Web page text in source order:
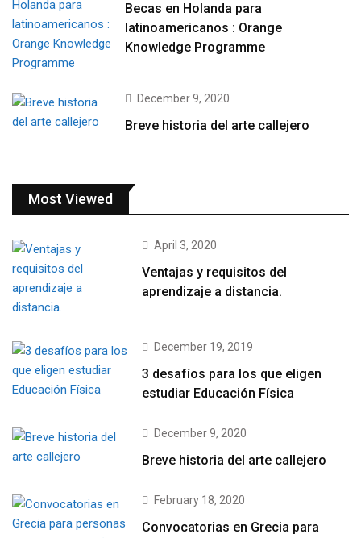
Becas en Holanda para
latinoamericanos : Orange
Knowledge Programme
December 9, 2020
Breve historia del arte callejero
Most Viewed
April 3, 2020
Ventajas y requisitos del
aprendizaje a distancia.
December 19, 2019
3 desafíos para los que eligen
estudiar Educación Física
December 9, 2020
Breve historia del arte callejero
February 18, 2020
Convocatorias en Grecia para